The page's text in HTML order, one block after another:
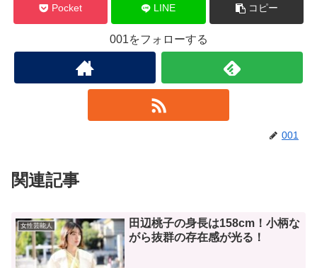
Pocket LINE コピー
001をフォローする
001
関連記事
女性芸能人
田辺桃子の身長は158cm！小柄な
がら抜群の存在感が光る！